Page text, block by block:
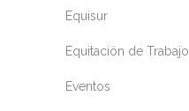
Equisur
Equitación de Trabajo
Eventos